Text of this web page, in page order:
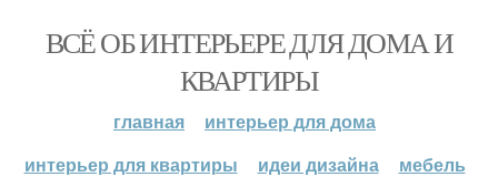
ВСЁ ОБ ИНТЕРЬЕРЕ ДЛЯ ДОМА И
КВАРТИРЫ
главная
интерьер для дома
интерьер для квартиры
идеи дизайна мебель